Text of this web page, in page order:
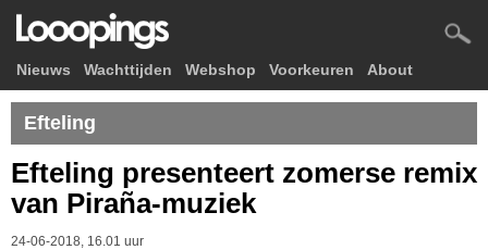
Nieuws Wachttijden Webshop Voorkeuren About
Efteling
Efteling presenteert zomerse remix
van Piraña-muziek
24-06-2018, 16.01 uur